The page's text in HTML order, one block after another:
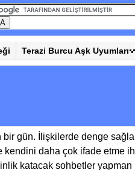
Terazi Burcu Aşk Uyumları
bir gün. İlişkilerde denge
daha çok ifade etme
katacak sohbetler yapman